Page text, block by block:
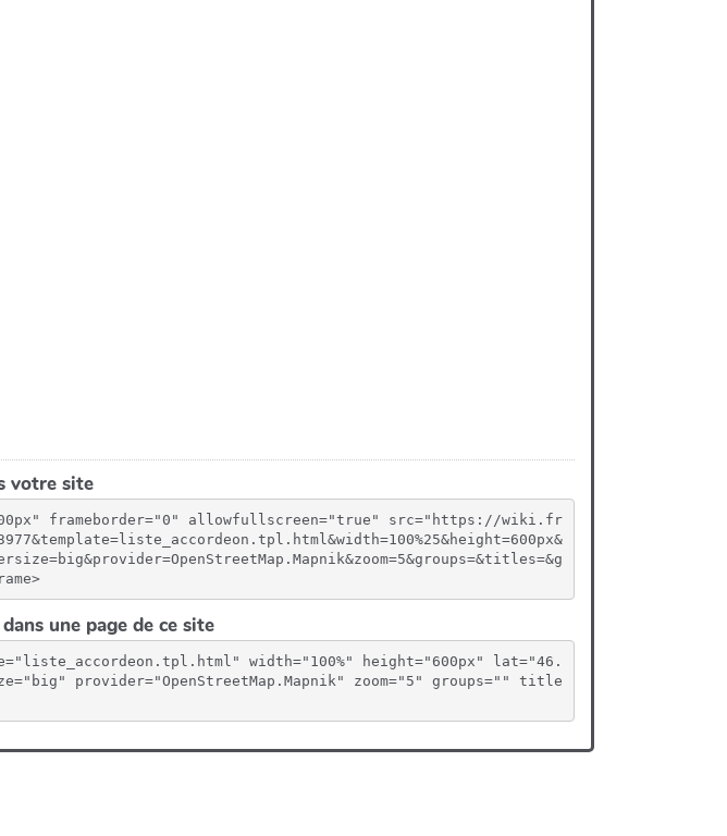
votre site
frameborder="0" allowfullscreen="true" src="https://wiki.fr
une page de ce site
width="100%" height="600px" lat="46.
provider="OpenStreetMap.Mapnik" zoom="5" groups="" title